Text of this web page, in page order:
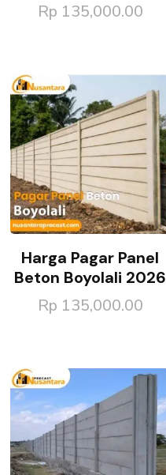
Rp 135,000.00
Harga Pagar Panel
Beton Boyolali 2026
Rp 135,000.00